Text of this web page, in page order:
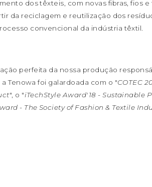
dos têxteis, com novas fibras, fios
da reciclagem e reutilização dos
convencional da indústria têxtil.
perfeita da nossa produção
Tenowa foi galardoada com o "COTEC
", o "iTechStyle Award'18 - Sustainable
- The Society of Fashion & Textile